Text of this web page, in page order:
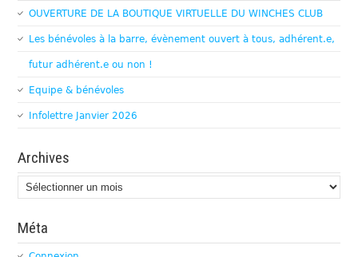
OUVERTURE DE LA BOUTIQUE VIRTUELLE DU WINCHES CLUB
Les bénévoles à la barre, évènement ouvert à tous, adhérent.e,
futur adhérent.e ou non !
Equipe & bénévoles
Infolettre Janvier 2026
Archives
Archives
Méta